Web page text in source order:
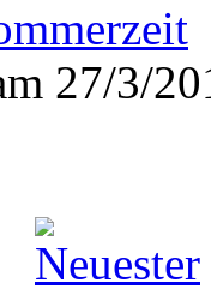
27/3/